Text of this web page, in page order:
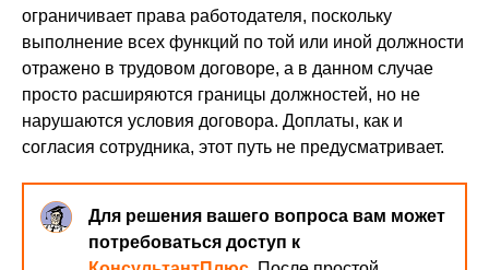
ограничивает права работодателя, поскольку
выполнение всех функций по той или иной должности
отражено в трудовом договоре, а в данном случае
просто расширяются границы должностей, но не
нарушаются условия договора. Доплаты, как и
согласия сотрудника, этот путь не предусматривает.
Для решения вашего вопроса вам может
потребоваться доступ к